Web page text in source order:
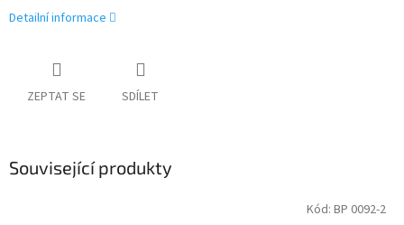
Detailní informace
ZEPTAT SE SDÍLET
Související produkty
Kód: BP 0092-2